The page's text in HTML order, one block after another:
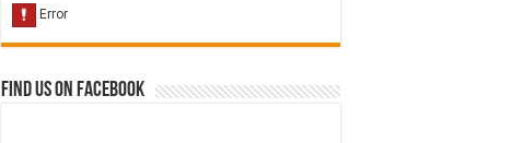
Find us on Facebook